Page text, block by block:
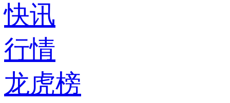
快讯
行情
龙虎榜